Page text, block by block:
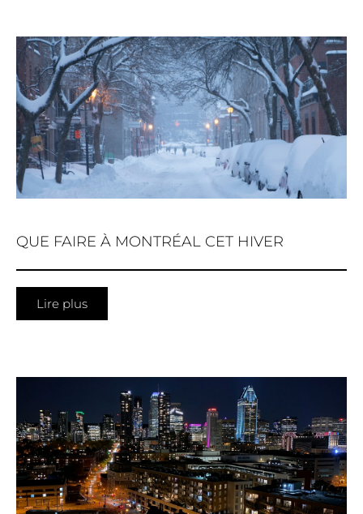
QUE FAIRE À MONTRÉAL CET HIVER
Lire plus